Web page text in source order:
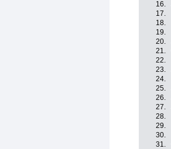
16.
17.
18.
19.
20.
21.
22.
23.
24.
25.
26.
27.
28.
29.
30.
31.